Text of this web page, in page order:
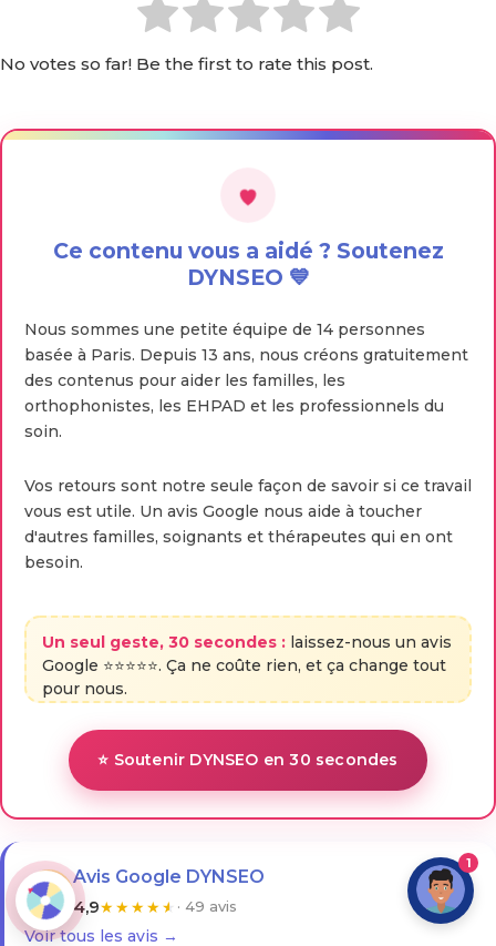
No votes so far! Be the first to rate this post.
Ce contenu vous a aidé ? Soutenez
DYNSEO 💙
Nous sommes une petite équipe de 14 personnes
basée à Paris. Depuis 13 ans, nous créons gratuitement
des contenus pour aider les familles, les
orthophonistes, les EHPAD et les professionnels du
soin.
Vos retours sont notre seule façon de savoir si ce travail
vous est utile. Un avis Google nous aide à toucher
d'autres familles, soignants et thérapeutes qui en ont
besoin.
Un seul geste, 30 secondes : laissez-nous un avis
Google ⭐⭐⭐⭐⭐. Ça ne coûte rien, et ça change tout
pour nous.
⭐ Soutenir DYNSEO en 30 secondes
G
Avis Google DYNSEO
4,9★★★★★ · 49 avis
Voir tous les avis →
1